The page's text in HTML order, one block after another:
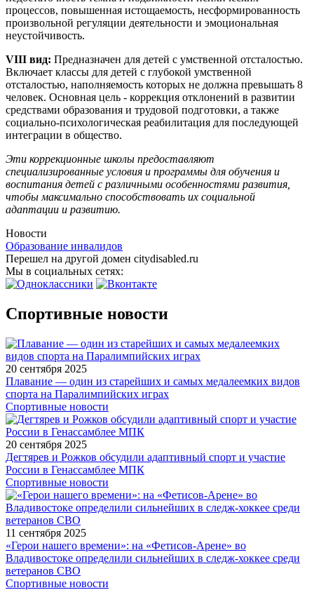
процессов, повышенная истощаемость, несформированность
произвольной регуляции деятельности и эмоциональная
неустойчивость.
VIII вид: Предназначен для детей с умственной отсталостью.
Включает классы для детей с глубокой умственной
отсталостью, наполняемость которых не должна превышать 8
человек. Основная цель - коррекция отклонений в развитии
средствами образования и трудовой подготовки, а также
социально-психологическая реабилитация для последующей
интеграции в общество.
Эти коррекционные школы предоставляют
специализированные условия и программы для обучения и
воспитания детей с различными особенностями развития,
чтобы максимально способствовать их социальной
адаптации и развитию.
Новости
Образование инвалидов
Перешел на другой домен citydisabled.ru
Мы в социальных сетях:
Спортивные новости
20 сентября 2025
Плавание — один из старейших и самых медалеемких видов
спорта на Паралимпийских играх
Спортивные новости
20 сентября 2025
Дегтярев и Рожков обсудили адаптивный спорт и участие
России в Генассамблее МПК
Спортивные новости
11 сентября 2025
«Герои нашего времени»: на «Фетисов-Арене» во
Владивостоке определили сильнейших в следж-хоккее среди
ветеранов СВО
Спортивные новости